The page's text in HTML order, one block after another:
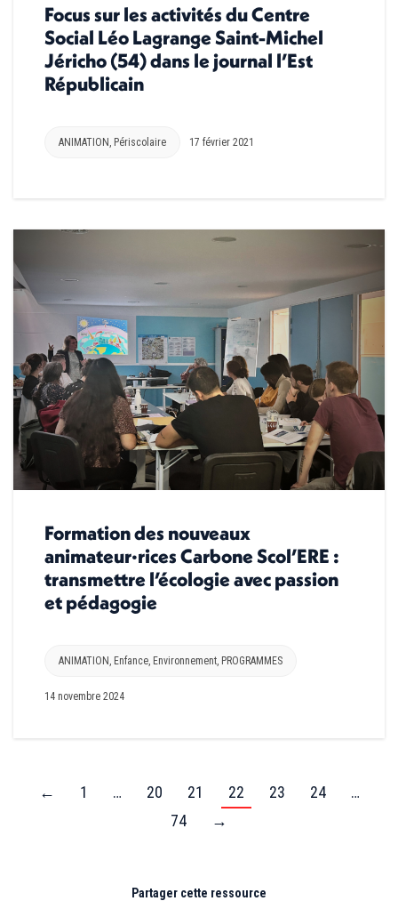
Focus sur les activités du Centre
Social Léo Lagrange Saint-Michel
Jéricho (54) dans le journal l’Est
Républicain
ANIMATION Périscolaire 17 février 2021
Formation des nouveaux
animateur·rices Carbone Scol’ERE :
transmettre l’écologie avec passion
et pédagogie
ANIMATION Enfance Environnement PROGRAMMES
14 novembre 2024
← 1 … 20 21 22 23 24
…
74
→
Partager cette ressource